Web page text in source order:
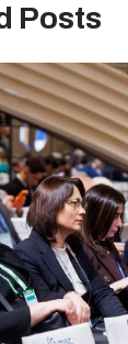
Posts